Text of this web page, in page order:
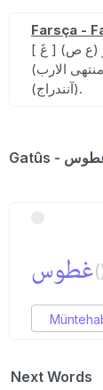
Farsça -
الارب)
(آنندراج).
غطوس
Next Words